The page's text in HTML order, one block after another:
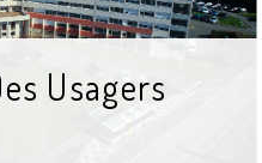
Usagers